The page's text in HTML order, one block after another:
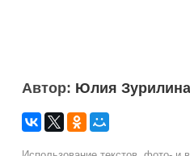
Автор: Юлия Зурилина